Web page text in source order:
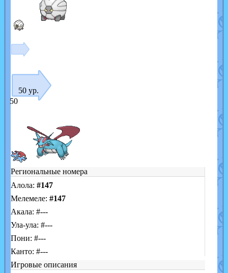
50
50 ур.
Региональные номера
Алола: #147
Мелемеле: #147
Акала: #---
Ула-ула: #---
Пони: #---
Канто: #---
Игровые описания